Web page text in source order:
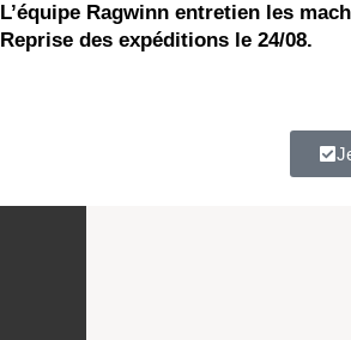
L’équipe Ragwinn entretien les
Reprise des expéditions le 24/08.